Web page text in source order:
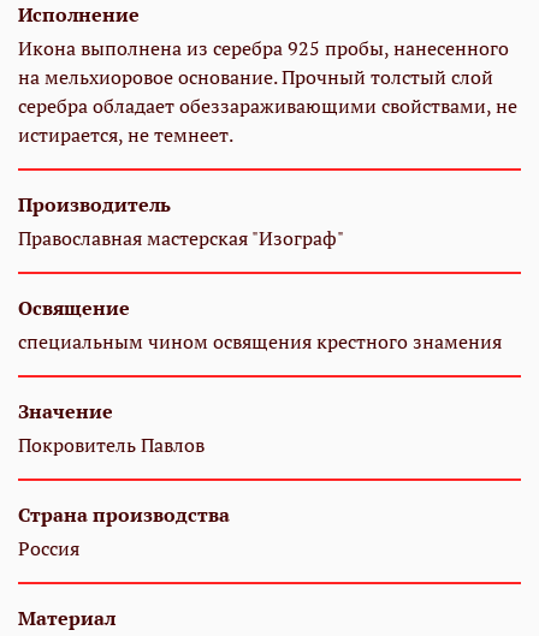
Исполнение
Икона выполнена из серебра 925 пробы, нанесенного
на мельхиоровое основание. Прочный толстый слой
серебра обладает обеззараживающими свойствами, не
истирается, не темнеет.
Производитель
Православная мастерская "Изограф"
Освящение
специальным чином освящения крестного знамения
Значение
Покровитель Павлов
Страна производства
Россия
Материал